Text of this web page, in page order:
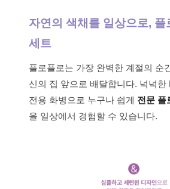
자연의 색채를 일상으로, 플
세트
플로플로는 가장 완벽한 계절의 순
신의 집 앞으로 배달합니다. 넉넉한
전용 화병으로 누구나 쉽게 전문 플
을 일상에서 경험할 수 있습니다.